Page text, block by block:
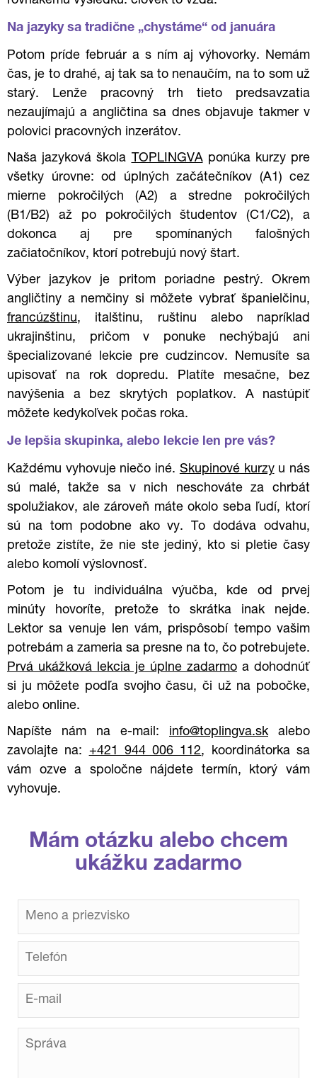
Na jazyky sa tradične „chystáme“ od januára
Potom príde február a s ním aj výhovorky. Nemám
čas, je to drahé, aj tak sa to nenaučím, na to som už
starý. Lenže pracovný trh tieto predsavzatia
nezaujímajú a angličtinasa dnes objavuje takmer v
polovici pracovných inzerátov.
Naša jazyková škola TOPLINGVAponúka kurzy pre
všetky úrovne: od úplných začátečníkov (A1) cez
mierne pokročilých (A2) a stredne pokročilých
(B1/B2) až po pokročilých študentov (C1/C2), a
dokonca aj pre spomínaných falošných
začiatočníkov, ktorí potrebujú nový štart.
Výber jazykov je pritom poriadne pestrý. Okrem
angličtiny a nemčiny si môžete vybrať španielčinu,
francúzštinu, italštinu, ruštinu alebo napríklad
ukrajinštinu, pričom v ponuke nechýbajú ani
špecializované lekcie pre cudzincov. Nemusíte sa
upisovať na rok dopredu. Platíte mesačne, bez
navýšenia a bez skrytých poplatkov. A nastúpiť
môžete kedykoľvek počas roka.
Je lepšia skupinka, alebo lekcie len pre vás?
Každému vyhovuje niečo iné. Skupinové kurzyu nás
sú malé, takže sa v nich neschováte za chrbát
spolužiakov, ale zároveň máte okolo seba ľudí, ktorí
sú na tom podobne ako vy. To dodáva odvahu,
pretože zistíte, že nie ste jediný, kto si pletie časy
alebo komolí výslovnosť.
Potom je tu individuálna výučba, kde od prvej
minúty hovoríte, pretože to skrátka inak nejde.
Lektor sa venuje len vám, prispôsobí tempo vašim
potrebám a zameria sa presne na to, čo potrebujete.
Prvá ukážková lekcia je úplne zadarmo a dohodnúť
si ju môžete podľa svojho času, či už na pobočke,
alebo online.
Napíšte nám na e-mail: info@toplingva.skalebo
zavolajte na: +421 944 006 112, koordinátorka sa
vám ozve a spoločne nájdete termín, ktorý vám
vyhovuje.
Mám otázku alebo chcem
ukážku zadarmo